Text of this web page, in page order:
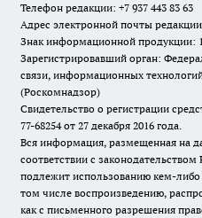
Телефон редакции: +7 937 443 83 63
Адрес электронной почты
Знак информационной продукции:
Зарегистрировавший орган:
связи, информационных
(Роскомнадзор)
Свидетельство о регистрации
77-68254 от 27 декабря 2016 года.
Вся информация, размещенная на
соответствии с
подлежит использованию кем-
том числе воспроизведению,
как с письменного разрешения